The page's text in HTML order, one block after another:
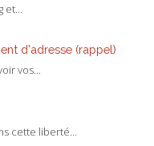
et...
d'adresse (rappel)
vos...
cette liberté...